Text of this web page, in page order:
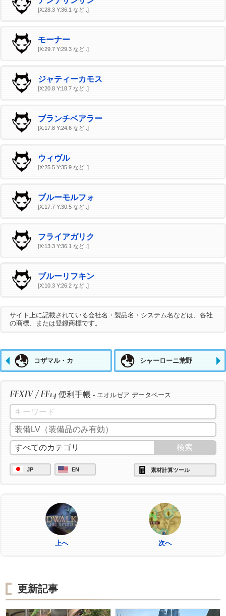
[X:28.3 Y:36.1 など..]
モーナー
[X:29.7 Y:29.3 など..]
ジャティーカモス
[X:20.8 Y:18.7 など..]
ブランチベアラー
[X:17.8 Y:24.6 など..]
ウィヴル
[X:25.5 Y:35.9 など..]
ブルーモルフォ
[X:17.7 Y:30.5 など..]
フライアガリク
[X:13.3 Y:36.1 など..]
ブルーリフキン
[X:10.3 Y:26.2 など..]
サイト上に記載されている会社名・製品名・システム名などは、各社
の商標、または登録商標です。
コザマル・カ シャーローニ荒野
FFXIV / FF14 便利手帳 - エオルゼア データベース
JP EN 素材計算ツール
上へ 次へ
更新記事